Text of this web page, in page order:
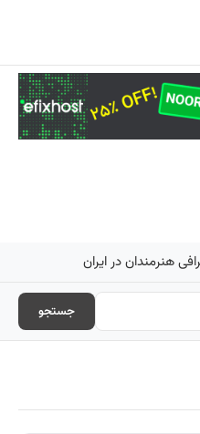
هنرمندان در ایران
جستجو